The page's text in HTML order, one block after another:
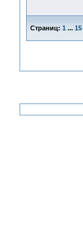
Страниц: 1 ... 15